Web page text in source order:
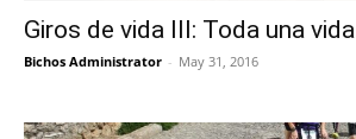
Giros de vida III: Toda una vida
Bichos Administrator - May 31, 2016